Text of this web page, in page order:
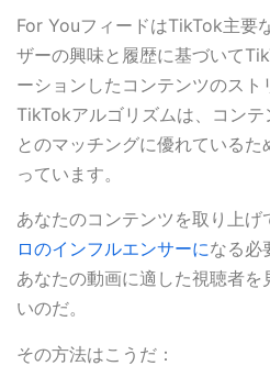
For YouフィードはTikTok主要
ザーの興味と履歴に基づいて
ーションしたコンテンツのスト
TikTokアルゴリズムは、コン
とのマッチングに優れている
っています。
あなたのコンテンツを取り上げ
ロのインフルエンサーになる必
あなたの動画に適した視聴者
いのだ。
その方法はこうだ：